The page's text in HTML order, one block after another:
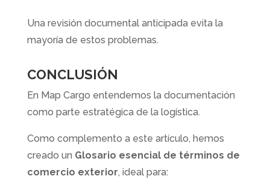
Una revisión documental anticipada evita la
mayoría de estos problemas.
CONCLUSIÓN
En Map Cargo entendemos la documentación
como parte estratégica de la logística.
Como complemento a este artículo, hemos
creado un Glosario esencial de términos de
comercio exterior, ideal para: